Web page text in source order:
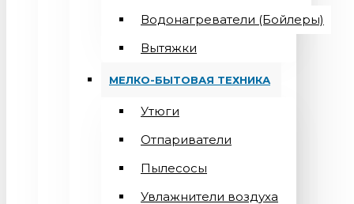
Водонагреватели (Бойлеры)
Вытяжки
МЕЛКО-БЫТОВАЯ ТЕХНИКА
Утюги
Отпариватели
Пылесосы
Увлажнители воздуха